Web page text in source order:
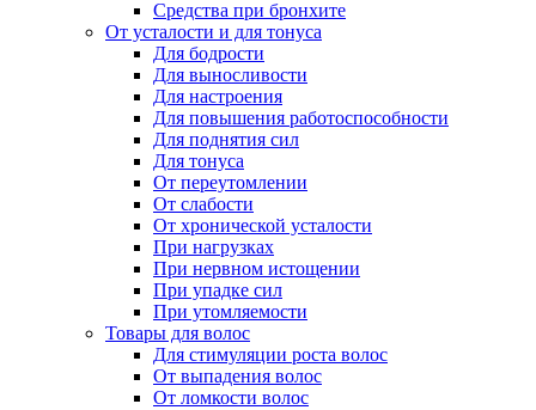
Средства при бронхите
От усталости и для тонуса
Для бодрости
Для выносливости
Для настроения
Для повышения работоспособности
Для поднятия сил
Для тонуса
От переутомлении
От слабости
От хронической усталости
При нагрузках
При нервном истощении
При упадке сил
При утомляемости
Товары для волос
Для стимуляции роста волос
От выпадения волос
От ломкости волос